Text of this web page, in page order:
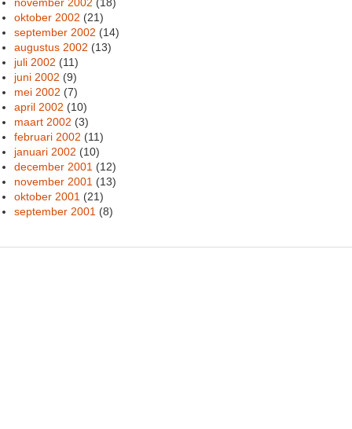
oktober 2002 (21)
september 2002 (14)
augustus 2002 (13)
juli 2002 (11)
juni 2002 (9)
mei 2002 (7)
april 2002 (10)
maart 2002 (3)
februari 2002 (11)
januari 2002 (10)
december 2001 (12)
november 2001 (13)
oktober 2001 (21)
september 2001 (8)